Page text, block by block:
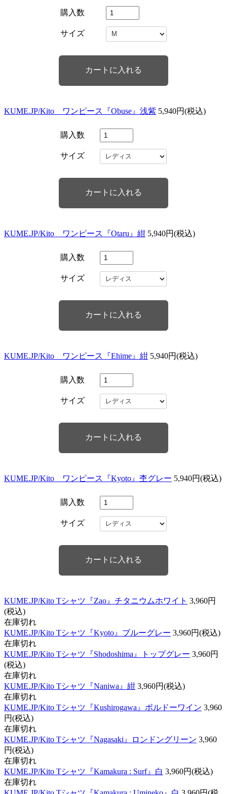
購入数
サイズ
KUME.JP/Kito ワンピース『Obuse』浅紫 5,940円(税込)
購入数
サイズ
KUME.JP/Kito ワンピース『Otaru』紺 5,940円(税込)
購入数
サイズ
KUME.JP/Kito ワンピース『Ehime』紺 5,940円(税込)
購入数
サイズ
KUME.JP/Kito ワンピース『Kyoto』杢グレー 5,940円(税込)
購入数
サイズ
KUME.JP/Kito Tシャツ『Zao』チタニウムホワイト 3,960円
(税込)
在庫切れ
KUME.JP/Kito Tシャツ『Kyoto』ブルーグレー 3,960円(税込)
在庫切れ
KUME.JP/Kito Tシャツ『Shodoshima』トップグレー 3,960円
(税込)
在庫切れ
KUME.JP/Kito Tシャツ『Naniwa』紺 3,960円(税込)
在庫切れ
KUME.JP/Kito Tシャツ『Kushirogawa』ボルドーワイン 3,960
円(税込)
在庫切れ
KUME.JP/Kito Tシャツ『Nagasaki』ロンドングリーン 3,960
円(税込)
在庫切れ
KUME.JP/Kito Tシャツ『Kamakura : Surf』白 3,960円(税込)
在庫切れ